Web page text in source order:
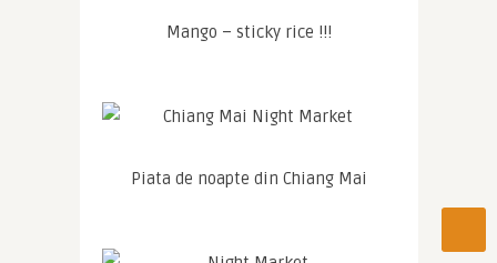
Mango – sticky rice !!!
Piata de noapte din Chiang Mai